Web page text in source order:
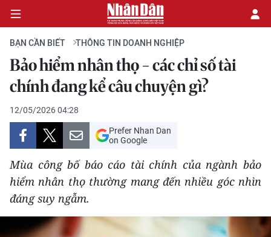
CHÍNH TRỊ
KINH TẾ
VĂN HÓA
XÃ HỘI
PHÁP LUẬT
DU LỊCH
BẠN CẦN BIẾT THÔNG TIN DOANH NGHIỆP
Bảo hiểm nhân thọ - các chỉ số tài
chính đang kể câu chuyện gì?
12/05/2026 04:28
Prefer Nhan Dan
on Google
Mùa công bố báo cáo tài chính của ngành bảo
hiểm nhân thọ thường mang đến nhiều góc nhìn
đáng suy ngẫm.